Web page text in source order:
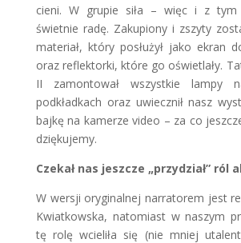
cieni. W grupie siła – więc i z tym
świetnie radę. Zakupiony i zszyty
materiał, który posłużył jako ekran
oraz reflektorki, które go oświetlały.
II zamontował wszystkie lampy
podkładkach oraz uwiecznił nasz
bajkę na kamerze video – za co
dziękujemy.
Czekał nas jeszcze „przydział” ról
W wersji oryginalnej narratorem jest
Kwiatkowska, natomiast w naszym
tę rolę wcieliła się (nie mniej